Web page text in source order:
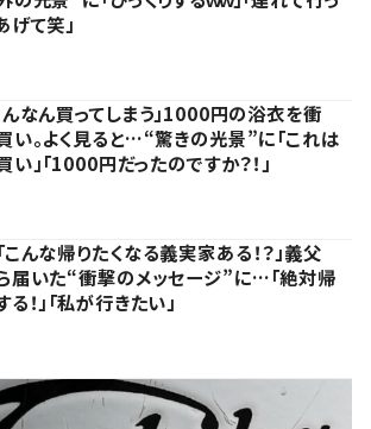
げて笑」
んなん買ってしまう」1000円の浴衣を衝
い。よく見ると…“驚きの光景”に「これは
い」「1000円だったのですか？！」
こんな帰りたくなる義実家ある！？」義父
届いた“衝撃のメッセージ”に…「絶対帰
る！」「私が行きたい」